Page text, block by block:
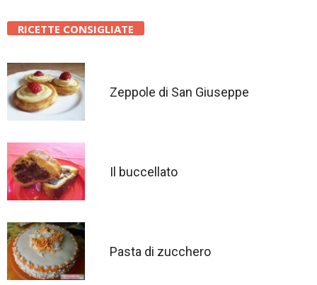
RICETTE CONSIGLIATE
Zeppole di San Giuseppe
Il buccellato
Pasta di zucchero